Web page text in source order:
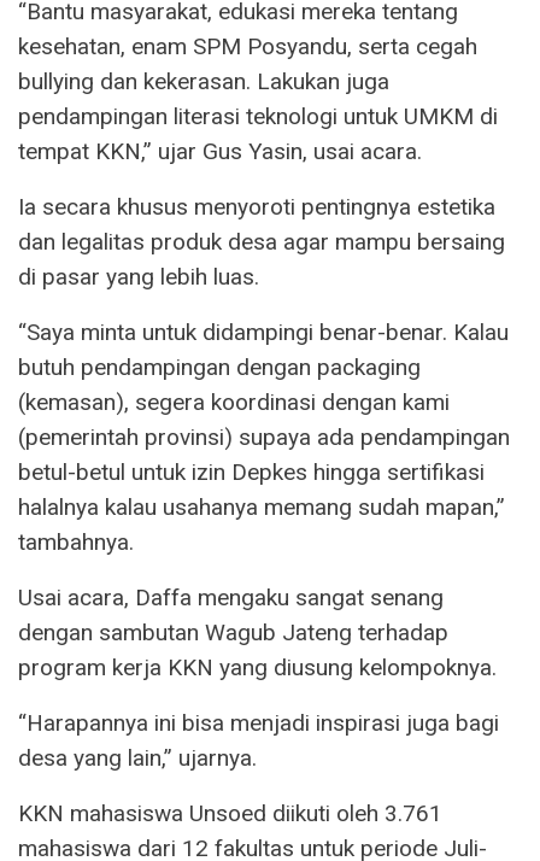
“Bantu masyarakat, edukasi mereka tentang
kesehatan, enam SPM Posyandu, serta cegah
bullying dan kekerasan. Lakukan juga
pendampingan literasi teknologi untuk UMKM di
tempat KKN,” ujar Gus Yasin, usai acara.
Ia secara khusus menyoroti pentingnya estetika
dan legalitas produk desa agar mampu bersaing
di pasar yang lebih luas.
“Saya minta untuk didampingi benar-benar. Kalau
butuh pendampingan dengan packaging
(kemasan), segera koordinasi dengan kami
(pemerintah provinsi) supaya ada pendampingan
betul-betul untuk izin Depkes hingga sertifikasi
halalnya kalau usahanya memang sudah mapan,”
tambahnya.
Usai acara, Daffa mengaku sangat senang
dengan sambutan Wagub Jateng terhadap
program kerja KKN yang diusung kelompoknya.
“Harapannya ini bisa menjadi inspirasi juga bagi
desa yang lain,” ujarnya.
KKN mahasiswa Unsoed diikuti oleh 3.761
mahasiswa dari 12 fakultas untuk periode Juli-